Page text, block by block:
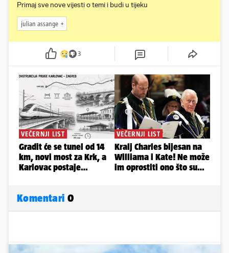
Primaj sve nove vijesti o temi i budi u tijeku
julian assange
3
Komentari 0